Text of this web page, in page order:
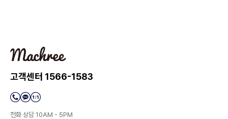
고객센터 1566-1583
전화 상담 10AM - 5PM